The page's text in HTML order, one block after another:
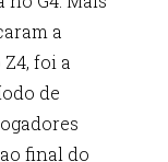
a
foi a
de
final do